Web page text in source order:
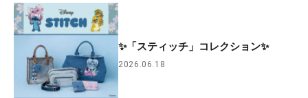
✨「スティッチ」コレクション✨
2026.06.18